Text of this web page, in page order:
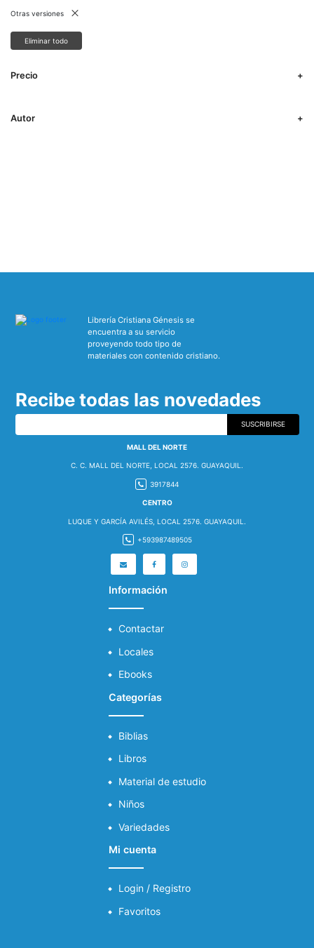
Otras versiones
Eliminar todo
Precio
Autor
Librería Cristiana Génesis se
encuentra a su servicio
proveyendo todo tipo de
materiales con contenido cristiano.
Recibe todas las novedades
SUSCRIBIRSE
MALL DEL NORTE
C. C. MALL DEL NORTE, LOCAL 2576. GUAYAQUIL.
3917844
CENTRO
LUQUE Y GARCÍA AVILÉS, LOCAL 2576. GUAYAQUIL.
+593987489505
Información
Contactar
Locales
Ebooks
Categorías
Biblias
Libros
Material de estudio
Niños
Variedades
Mi cuenta
Login / Registro
Favoritos